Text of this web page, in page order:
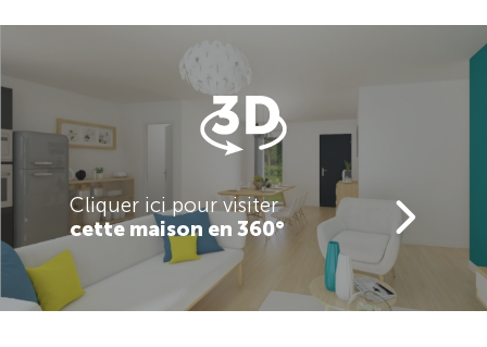
Cliquer ici pour visiter
cette maison en 360°